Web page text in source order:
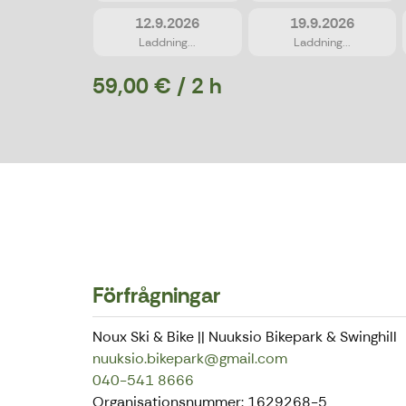
12.9.2026
Laddning...
19.9.2026
Laddning...
59,00 € / 2 h
Förfrågningar
Noux Ski & Bike || Nuuksio Bikepark & Swinghill
nuuksio.bikepark@gmail.com
040-541 8666
Organisationsnummer: 1629268-5